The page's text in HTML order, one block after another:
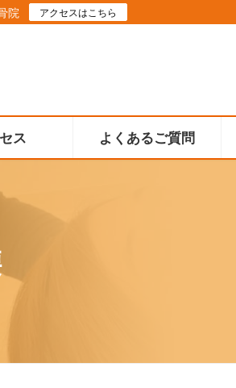
院 アクセスはこちら
ス よくあるご質問